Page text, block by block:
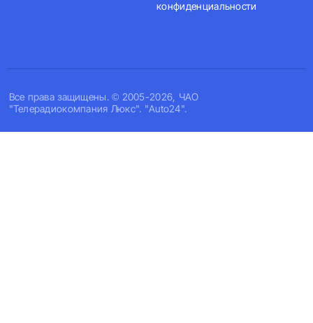
Все права защищены. © 2005-2026, ЧАО
"Телерадиокомпания Люкс". "Auto24".
конфиденциальности